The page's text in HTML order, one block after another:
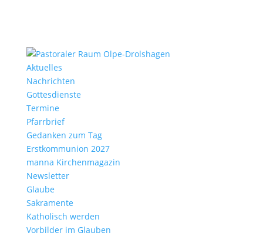
Aktu­elles
Nach­richten
Gottes­dienste
Termine
Pfarr­brief
Gedanken zum Tag
Erst­kom­mu­nion 2027
manna Kirchen­ma­gazin
News­letter
Glaube
Sakra­mente
Katho­lisch werden
Vorbilder im Glauben